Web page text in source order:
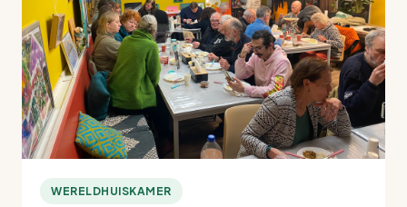
WERELDHUISKAMER